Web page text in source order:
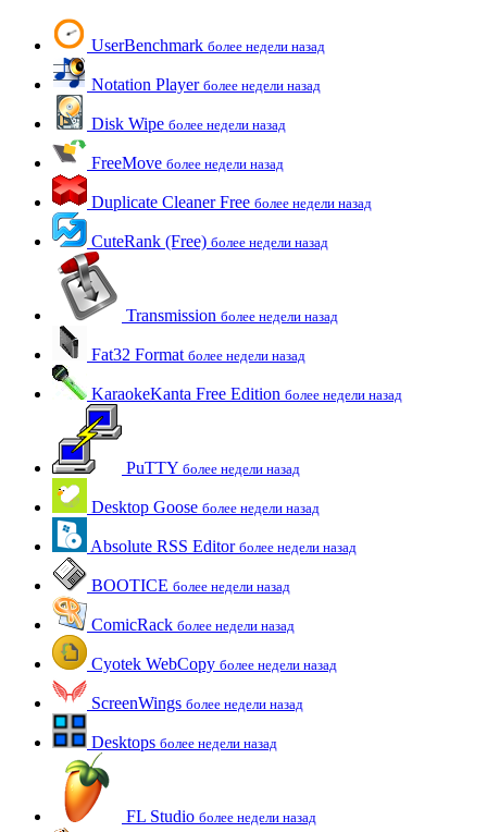
UserBenchmark более недели назад
Notation Player более недели назад
Disk Wipe более недели назад
FreeMove более недели назад
Duplicate Cleaner Free более недели назад
CuteRank (Free) более недели назад
Transmission более недели назад
Fat32 Format более недели назад
KaraokeKanta Free Edition более недели назад
PuTTY более недели назад
Desktop Goose более недели назад
Absolute RSS Editor более недели назад
BOOTICE более недели назад
ComicRack более недели назад
Cyotek WebCopy более недели назад
ScreenWings более недели назад
Desktops более недели назад
FL Studio более недели назад